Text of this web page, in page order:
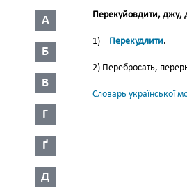
А
Б
В
Г
Ґ
Д
Перекуйовдити, джу,
1) = Перекудлити.
2) Перебросать,
Словарь української